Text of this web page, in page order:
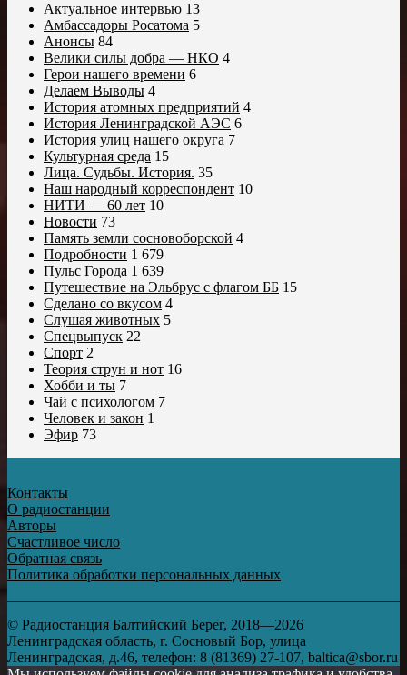
Актуальное интервью 13
Амбассадоры Росатома 5
Анонсы 84
Велики силы добра — НКО 4
Герои нашего времени 6
Делаем Выводы 4
История атомных предприятий 4
История Ленинградской АЭС 6
История улиц нашего округа 7
Культурная среда 15
Лица. Судьбы. История. 35
Наш народный корреспондент 10
НИТИ — 60 лет 10
Новости 73
Память земли сосновоборской 4
Подробности 1 679
Пульс Города 1 639
Путешествие на Эльбрус с флагом ББ 15
Сделано со вкусом 4
Слушая животных 5
Спецвыпуск 22
Спорт 2
Теория струн и нот 16
Хобби и ты 7
Чай с психологом 7
Человек и закон 1
Эфир 73
Контакты
О радиостанции
Авторы
Счастливое число
Обратная связь
Политика обработки персональных данных
© Радиостанция Балтийский Берег, 2018—2026
Ленинградская область, г. Сосновый Бор, улица
Ленинградская, д.46, телефон: 8 (81369) 27-107, baltica@sbor.ru